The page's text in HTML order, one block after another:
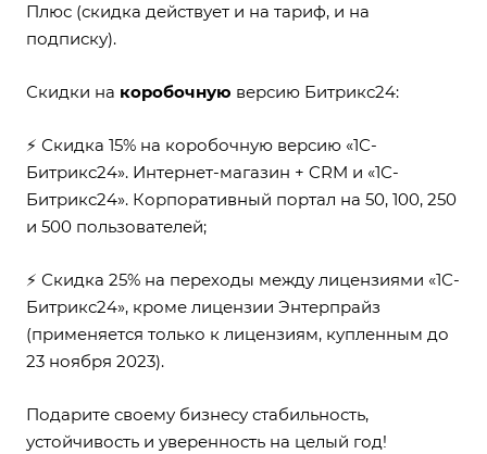
Плюс (скидка действует и на тариф, и на
подписку).
Скидки на коробочную версию Битрикс24:
⚡ Скидка 15% на коробочную версию «1С-
Битрикс24». Интернет-магазин + CRM и «1С-
Битрикс24». Корпоративный портал на 50, 100, 250
и 500 пользователей;
⚡ Скидка 25% на переходы между лицензиями «1С-
Битрикс24», кроме лицензии Энтерпрайз
(применяется только к лицензиям, купленным до
23 ноября 2023).
Подарите своему бизнесу стабильность,
устойчивость и уверенность на целый год!